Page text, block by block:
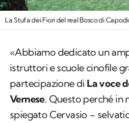
La Stufa dei Fiori del real Bosco di
«Abbiamo dedicato un
istruttori e scuole cinofile
partecipazione di La voce
Vernese. Questo perché in
spiegato Cervasio –